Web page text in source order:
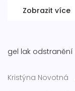
Zobrazit více
gel lak odstranění
Kristýna Novotná